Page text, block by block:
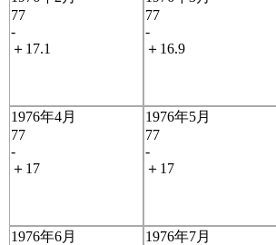
77
-
＋17.1
77
-
＋16.9
1976年4月
77
-
＋17
1976年5月
77
-
＋17
1976年6月
1976年7月